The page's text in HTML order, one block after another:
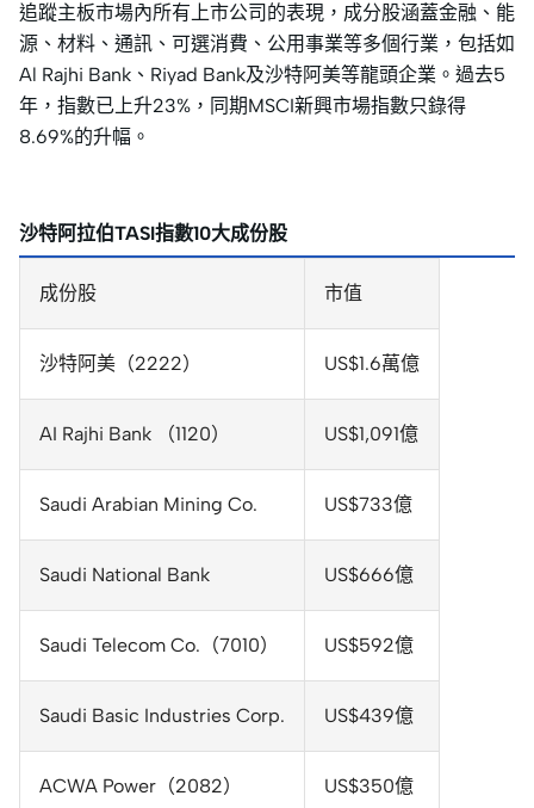
追蹤主板市場內所有上市公司的表現，成分股涵蓋金融、能
源、材料、通訊、可選消費、公用事業等多個行業，包括如
Al Rajhi Bank、Riyad Bank及沙特阿美等龍頭企業。過去5
年，指數已上升23%，同期MSCI新興市場指數只錄得
8.69%的升幅。
沙特阿拉伯TASI指數10大成份股
成份股 市值
沙特阿美（2222） US$1.6萬億
AI Rajhi Bank （1120） US$1,091億
Saudi Arabian Mining Co. US$733億
Saudi National Bank US$666億
Saudi Telecom Co.（7010） US$592億
Saudi Basic Industries Corp. US$439億
ACWA Power（2082） US$350億